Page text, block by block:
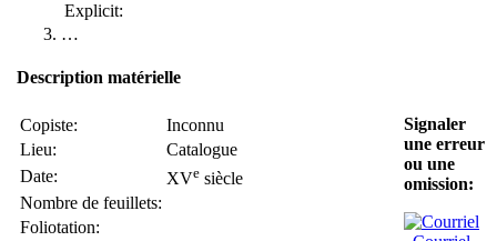
Explicit:
…
Description matérielle
Copiste:
Inconnu
Lieu:
Catalogue
Date:
XVe siècle
Nombre de feuillets:
Foliotation:
Signaler
une erreur
ou une
omission: